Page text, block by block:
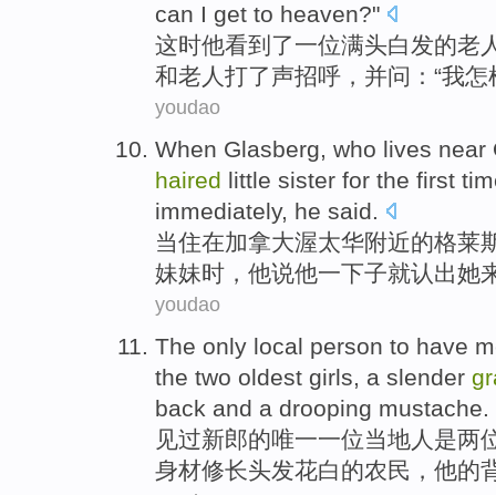
can I get to heaven?"
这时他看到了一位满头白发的老
和老人打了声招呼， 并问 ：“我怎
youdao
When Glasberg, who lives near
haired little sister for the first
immediately, he said.
当住在加拿大渥太华附近的格莱
妹妹时 ， 他说他一下子就认出她
youdao
The only local person to have
the two oldest girls, a slender
back and a drooping mustache.
见过新郎的唯一一位当地人 是两
身材修长头发花白的农民 ，他的